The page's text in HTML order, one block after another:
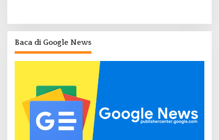
Baca di Google News